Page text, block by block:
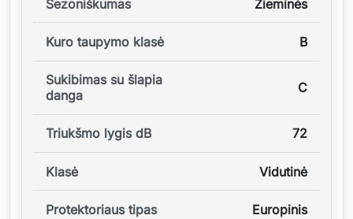
Sezoniškumas Žieminės
Kuro taupymo klasė B
Sukibimas su šlapia
danga
C
Triukšmo lygis dB 72
Klasė Vidutinė
Protektoriaus tipas Europinis